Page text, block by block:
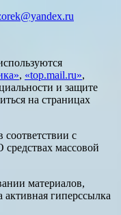
, «top.mail.ru»,
и защите
на страницах
соответствии с
массовой
материалов,
активная гиперссылка